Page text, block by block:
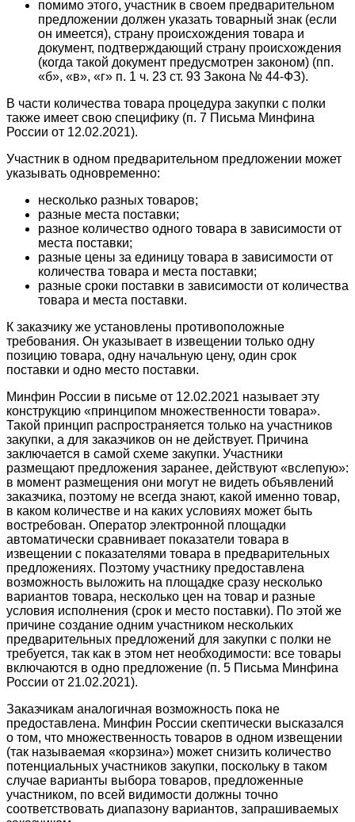
помимо этого, участник в своем предварительном
предложении должен указать товарный знак (если
он имеется), страну происхождения товара и
документ, подтверждающий страну происхождения
(когда такой документ предусмотрен законом) (пп.
«б», «в», «г» п. 1 ч. 23 ст. 93 Закона № 44-ФЗ).
В части количества товара процедура закупки с полки
также имеет свою специфику (п. 7 Письма Минфина
России от 12.02.2021).
Участник в одном предварительном предложении может
указывать одновременно:
несколько разных товаров;
разные места поставки;
разное количество одного товара в зависимости от
места поставки;
разные цены за единицу товара в зависимости от
количества товара и места поставки;
разные сроки поставки в зависимости от количества
товара и места поставки.
К заказчику же установлены противоположные
требования. Он указывает в извещении только одну
позицию товара, одну начальную цену, один срок
поставки и одно место поставки.
Минфин России в письме от 12.02.2021 называет эту
конструкцию «принципом множественности товара».
Такой принцип распространяется только на участников
закупки, а для заказчиков он не действует. Причина
заключается в самой схеме закупки. Участники
размещают предложения заранее, действуют «вслепую»:
в момент размещения они могут не видеть объявлений
заказчика, поэтому не всегда знают, какой именно товар,
в каком количестве и на каких условиях может быть
востребован. Оператор электронной площадки
автоматически сравнивает показатели товара в
извещении с показателями товара в предварительных
предложениях. Поэтому участнику предоставлена
возможность выложить на площадке сразу несколько
вариантов товара, несколько цен на товар и разные
условия исполнения (срок и место поставки). По этой же
причине создание одним участником нескольких
предварительных предложений для закупки с полки не
требуется, так как в этом нет необходимости: все товары
включаются в одно предложение (п. 5 Письма Минфина
России от 21.02.2021).
Заказчикам аналогичная возможность пока не
предоставлена. Минфин России скептически высказался
о том, что множественность товаров в одном извещении
(так называемая «корзина») может снизить количество
потенциальных участников закупки, поскольку в таком
случае варианты выбора товаров, предложенные
участником, по всей видимости должны точно
соответствовать диапазону вариантов, запрашиваемых